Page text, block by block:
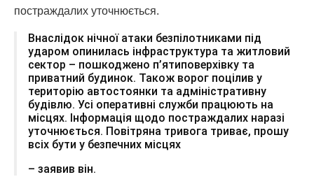
постраждалих уточнюється.
Внаслідок нічної атаки безпілотниками під
ударом опинилась інфраструктура та житловий
сектор – пошкоджено п’ятиповерхівку та
приватний будинок. Також ворог поцілив у
територію автостоянки та адміністративну
будівлю. Усі оперативні служби працюють на
місцях. Інформація щодо постраждалих наразі
уточнюється. Повітряна тривога триває, прошу
всіх бути у безпечних місцях
– заявив він.